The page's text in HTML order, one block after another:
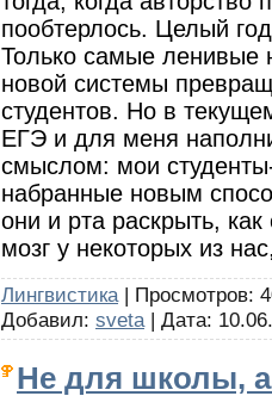
пообтерлось. Целый
Только самые
новой системы
студентов. Но в
ЕГЭ и для меня
смыслом: мои
набранные новым
они и рта раскрыть,
мозг у некоторых из
Лингвистика | Просмотров:
Добавил: sveta | Дата:
Не для школы,